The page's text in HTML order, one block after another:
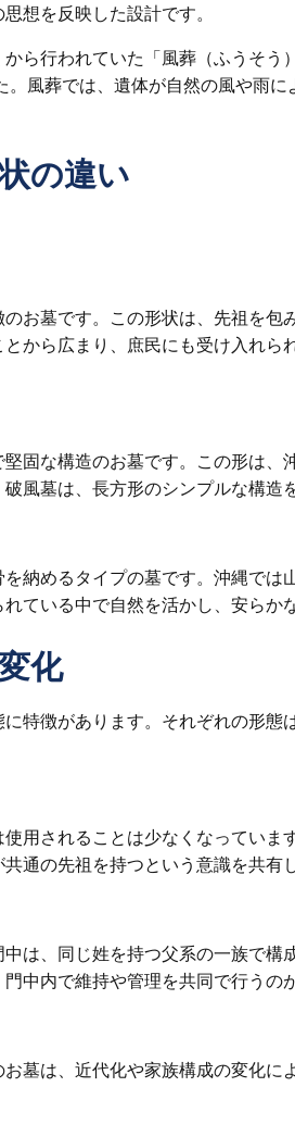
想を反映した設計です。
ら行われていた「風葬（ふうそ
風葬では、遺体が自然の風や雨
の違い
お墓です。この形状は、先祖を
から広まり、庶民にも受け入れ
固な構造のお墓です。この形は
風墓は、長方形のシンプルな構造
納めるタイプの墓です。沖縄で
ている中で自然を活かし、安らか
化
特徴があります。それぞれの形
用されることは少なくなってい
通の先祖を持つという意識を共有
は、同じ姓を持つ父系の一族で
中内で維持や管理を共同で行うの
墓は、近代化や家族構成の変化